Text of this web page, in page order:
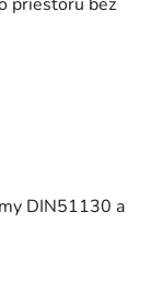
DIN51130 a